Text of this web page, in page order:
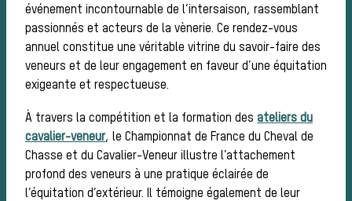
Les
événement incontournable de l’intersaison, rassemblant
passionnés et acteurs de la vènerie. Ce rendez-vous
annuel constitue une véritable vitrine du savoir-faire des
veneurs et de leur engagement en faveur d’une équitation
exigeante et respectueuse.
À travers la compétition et la formation des ateliers du
cavalier-veneur, le Championnat de France du Cheval de
Chasse et du Cavalier-Veneur illustre l’attachement
profond des veneurs à une pratique éclairée de
l’équitation d’extérieur. Il témoigne également de leur